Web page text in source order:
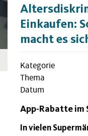
Einkaufen:
macht es
Kategorie
Thema
Datum
App-Rabatte im
In vielen